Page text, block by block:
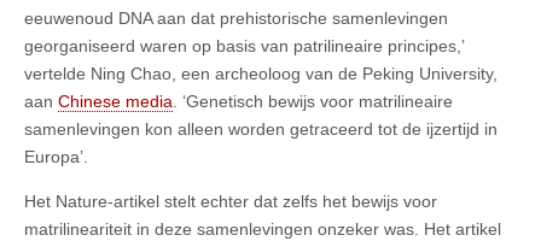
eeuwenoud DNA aan dat prehistorische samenlevingen
georganiseerd waren op basis van patrilineaire principes,’
vertelde Ning Chao, een archeoloog van de Peking University,
aan Chinese media. ‘Genetisch bewijs voor matrilineaire
samenlevingen kon alleen worden getraceerd tot de ijzertijd in
Europa’.
Het Nature-artikel stelt echter dat zelfs het bewijs voor
matrilineariteit in deze samenlevingen onzeker was. Het artikel